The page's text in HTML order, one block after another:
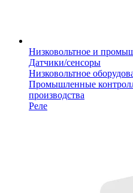
Низковольтное и
Датчики/сенсоры
Низковольтное
Промышленные
производства
Реле